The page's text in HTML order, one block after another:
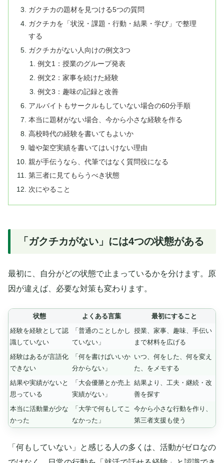
ガクチカの題材を見つける5つの質問
ガクチカを「状況・課題・行動・結果・学び」で整理
する
ガクチカがない人向けの例文3つ
例文1：授業のグループ発表
例文2：家事を続けた経験
例文3：趣味の記録と改善
アルバイトもサークルもしていない場合の60分手順
本当に題材がない場合、今から小さな経験を作る
高校時代の経験を書いてもよいか
嘘や架空実績を書いてはいけない理由
親が手伝うなら、代筆ではなく質問役になる
第三者に見てもらうべき状態
次にやること
「ガクチカがない」には4つの状態がある
最初に、自分がどの状態で止まっているかを分けます。原
因が違えば、必要な対策も変わります。
状態 よくある言葉
最初にすること
経験を経験として認
識していない
「普通のことしかし
ていない」
授業、家事、趣味、手伝い
まで材料を広げる
経験はあるが言語化
できない
「何を書けばいいか
分からない」
いつ、何をした、何を変え
た、をメモする
結果や実績がないと
思っている
「大会優勝とか売上
実績がない」
結果より、工夫・継続・改
善を探す
本当に活動量が少な
かった
「大学で何もしてこ
なかった」
今から小さな行動を作り、
第三者支援も使う
「何もしていない」と感じる人の多くは、活動がゼロなの